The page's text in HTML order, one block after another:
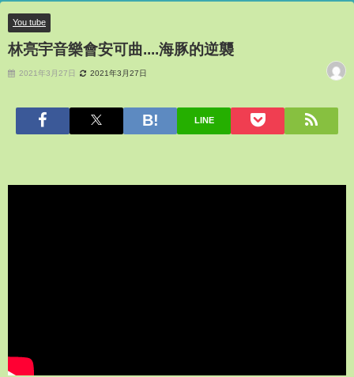
You tube
林亮宇音樂會安可曲....海豚的逆襲
2021年3月27日 2021年3月27日
LINE